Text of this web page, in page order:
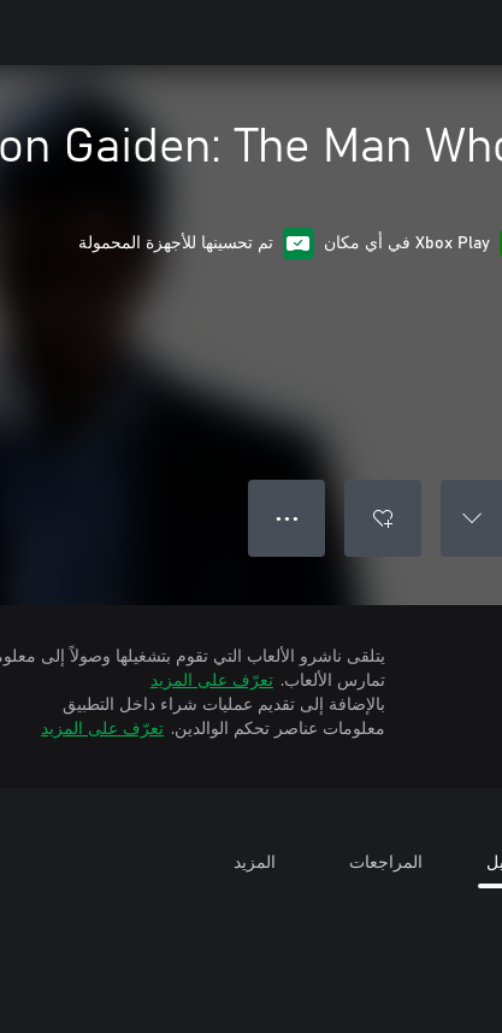
Gaiden: The Man
Xbox Play في أي مكان تم تحسينها للأجهزة المحمولة
● ● ●
تمارس الألعاب. تعرّف على المزيد
بالإضافة إلى تقديم عمليات شراء داخل التطبيق
معلومات عناصر تحكم الوالدين. تعرّف على المزيد
المراجعات المزيد